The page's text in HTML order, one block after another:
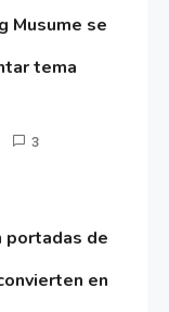
Musume se
tema
3
portadas de
en